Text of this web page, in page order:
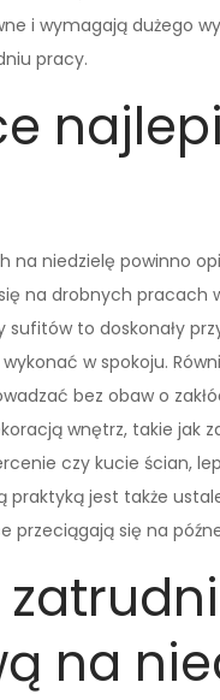
i wymagają dużego
pracy.
niedzielę powinno
na drobnych
to doskonały
w spokoju.
bez obaw o
wnętrz, takie jak
czy kucie ścian,
praktyką jest także
przeciągają się na
na